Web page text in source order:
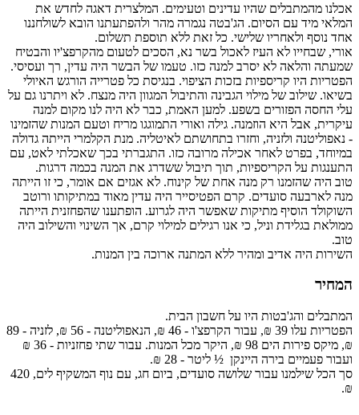
אכלנו מהמתבלים שהיו עדינים וטעימים. המלצרית דאגה לחדש את
המלאי מיד עם הסיום. הג'בטה נגמרה מהר ולהפתעתנו הובא לשולחננו
אחד נוסף ולאחריו שלישי. כל זאת ללא תוספת תשלום.
אורי, שבחייו לא העיז לאכול בשר נא, הסכים לטעום מהקרפצ'יו והבטיח
שמעתה והלאה לא יסרב למנה כזו. טעמו של הבשר היה עדין, רך ועסיסי.
הפטריות היו קריספיות בזכות הציפוי. בנגיסת כל פטרייה הורגש האיולי
בשיאו. שילוב של מילוי הגבינה והתיבול המגוון היה מנצח. לא ויתרנו גם על
עלי החסה הפזורים בשפע. למען האמת, כבר לא היה לנו מקום למנה
עיקרית, אבל היא הוזמנה. גילה ואורי התמוגגו מריח וטעם המנות שהזמינו
- נאפוליטנה ולזניה, וחזרו בתחושתם לאיטליה. מנת הקלמרי הייתה גדולה
במיוחד, בפרט לאחר אכילה מרובה כזו. התגברתי בכך שאכלתי לאט, עם
התענגות על הקריספיות, תוך תיבול ששדרג את המנה בכמה דרגות.
טוב היה שהזמנו רק מנה אחת של קינוח. לא אגזים אם אומר, כי זו הייתה
מנה לארבעה סועדים. קרם הפטיסייר היה עדין מאוד במתיקותו ורוטב
השוקולד הוסיף מתיקות שאפשר היה לגרוע. הופתענו שהפחזנית הייתה
ממולאת בגלידת וניל, כי אנו רגילים למילוי קרם, אך השינוי והשילוב היה
טוב.
השירות היה אדיב ומהיר ללא המתנה ארוכה בין המנות.
המחיר
המתבלים והג'בטות היו על חשבון הבית.
הפטריות עלו 39 ₪, עבור הקרפצ'ו - 46 ₪, הנאפוליטנה - 56 ₪, לזניה - 89
₪, מיקס פירות הים 98 ₪, היקר מכל המנות. עבור שתי פחזניות - 36 ₪
ועבור פעמיים בירה היינקן ½ ליטר - 28 ₪.
סך הכל שילמנו עבור שלושה סועדים, ביום חג, עם נוף המשקיף לים, 420
₪.